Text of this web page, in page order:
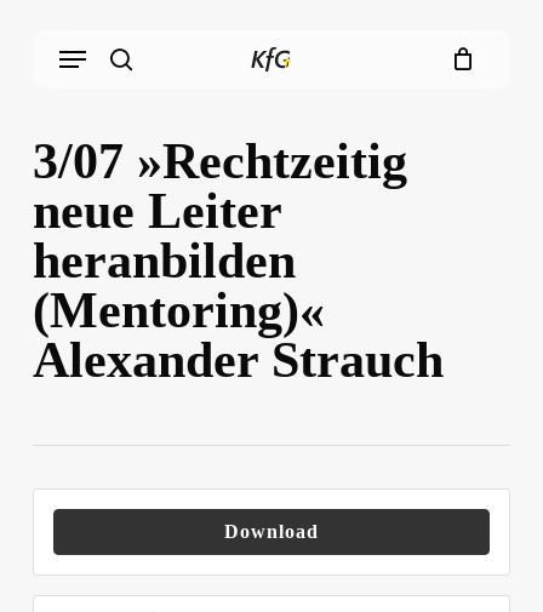
Menu
3/07 »Rechtzeitig
neue Leiter
heranbilden
(Mentoring)«
Alexander Strauch
Download